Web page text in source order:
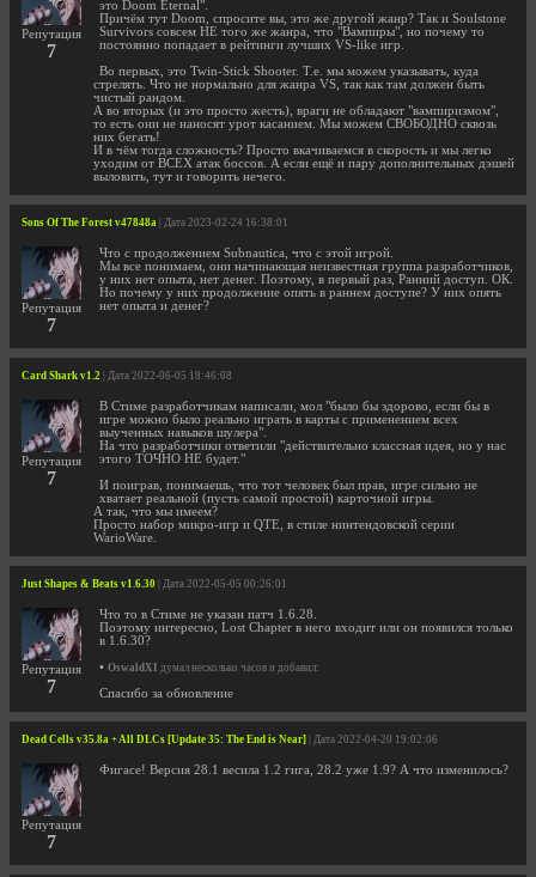
Репутация
7
это Doom Eternal".
Причём тут Doom, спросите вы, это же другой жанр? Так и Soulstone
Survivors совсем НЕ того же жанра, что "Вампиры", но почему то
постоянно попадает в рейтинги лучших VS-like игр.
Во первых, это Twin-Stick Shooter. Т.е. мы можем указывать, куда
стрелять. Что не нормально для жанра VS, так как там должен быть
чистый рандом.
А во вторых (и это просто жесть), враги не обладают "вампиризмом",
то есть они не наносят урот касанием. Мы можем СВОБОДНО сквозь
них бегать!
И в чём тогда сложность? Просто вкачиваемся в скорость и мы легко
уходим от ВСЕХ атак боссов. А если ещё и пару дополнительных дэшей
выловить, тут и говорить нечего.
Sons Of The Forest v47848a | Дата 2023-02-24 16:38:01
Репутация
7
Что с продолжением Subnautica, что с этой игрой.
Мы все понимаем, они начинающая неизвестная группа разработчиков,
у них нет опыта, нет денег. Поэтому, в первый раз, Ранний доступ. ОК.
Но почему у них продолжение опять в раннем доступе? У них опять
нет опыта и денег?
Card Shark v1.2 | Дата 2022-06-05 18:46:08
Репутация
7
В Стиме разработчикам написали, мол "было бы здорово, если бы в
игре можно было реально играть в карты с применением всех
выученных навыков шулера".
На что разработчики ответили "действительно классная идея, но у нас
этого ТОЧНО НЕ будет."
И поиграв, понимаешь, что тот человек был прав, игре сильно не
хватает реальной (пусть самой простой) карточной игры.
А так, что мы имеем?
Просто набор микро-игр и QTE, в стиле нинтендовской серии
WarioWare.
Just Shapes & Beats v1.6.30 | Дата 2022-05-05 00:26:01
Репутация
7
Что то в Стиме не указан патч 1.6.28.
Поэтому интересно, Lost Chapter в него входит или он появился только
в 1.6.30?
• OswaldXI думал несколько часов и добавил:
Спасибо за обновление
Dead Cells v35.8a + All DLCs [Update 35: The End is Near] | Дата 2022-04-20 19:02:06
Репутация
7
Фигасе! Версия 28.1 весила 1.2 гига, 28.2 уже 1.9? А что изменилось?